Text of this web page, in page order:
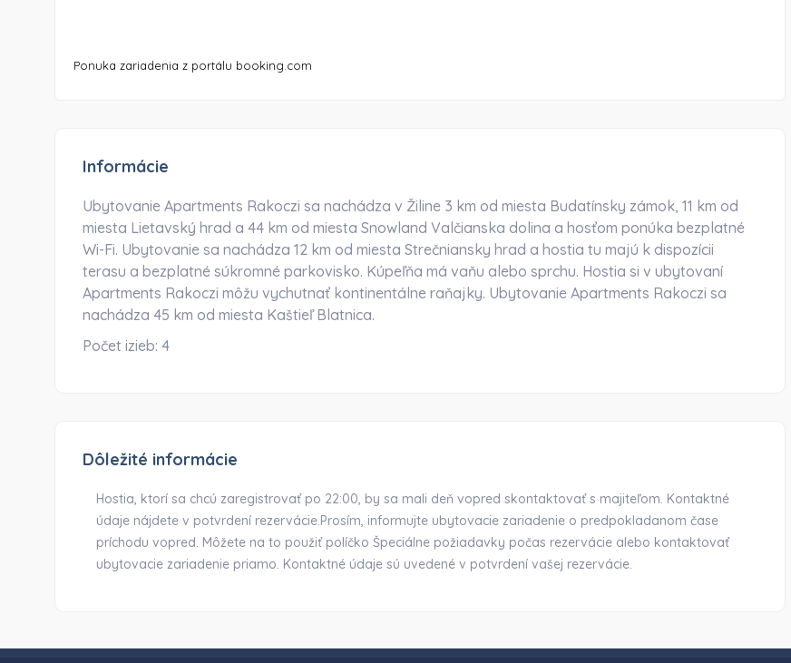
Ponuka zariadenia z portálu booking.com
Informácie
Ubytovanie Apartments Rakoczi sa nachádza v Žiline 3 km od miesta Budatínsky zámok, 11 km od
miesta Lietavský hrad a 44 km od miesta Snowland Valčianska dolina a hosťom ponúka bezplatné
Wi-Fi. Ubytovanie sa nachádza 12 km od miesta Strečniansky hrad a hostia tu majú k dispozícii
terasu a bezplatné súkromné parkovisko. Kúpeľňa má vaňu alebo sprchu. Hostia si v ubytovaní
Apartments Rakoczi môžu vychutnať kontinentálne raňajky. Ubytovanie Apartments Rakoczi sa
nachádza 45 km od miesta Kaštieľ Blatnica.
Počet izieb: 4
Dôležité informácie
Hostia, ktorí sa chcú zaregistrovať po 22:00, by sa mali deň vopred skontaktovať s majiteľom. Kontaktné
údaje nájdete v potvrdení rezervácie.Prosím, informujte ubytovacie zariadenie o predpokladanom čase
príchodu vopred. Môžete na to použiť políčko Špeciálne požiadavky počas rezervácie alebo kontaktovať
ubytovacie zariadenie priamo. Kontaktné údaje sú uvedené v potvrdení vašej rezervácie.